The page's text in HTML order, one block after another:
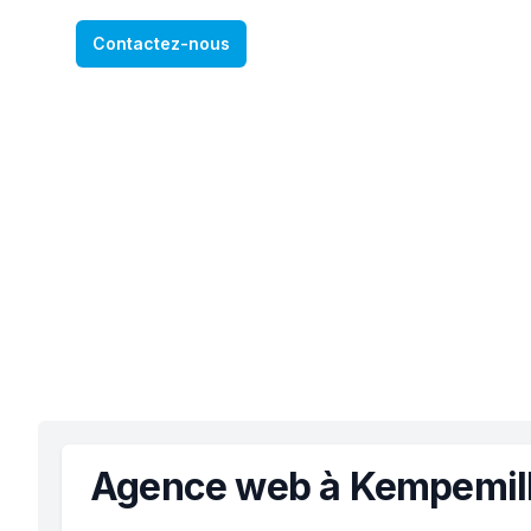
Contactez-nous
Agence web à